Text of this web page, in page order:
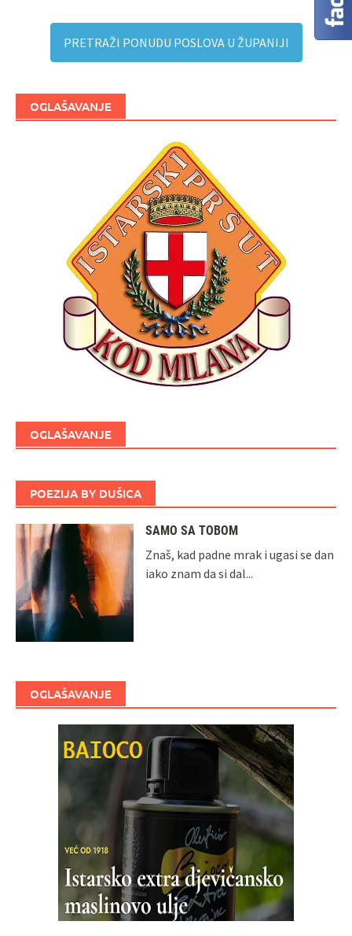
PRETRAŽI PONUDU POSLOVA U ŽUPANIJI
OGLAŠAVANJE
OGLAŠAVANJE
POEZIJA BY DUŠICA
SAMO SA TOBOM
Znaš, kad padne mrak i ugasi se dan
iako znam da si dal...
OGLAŠAVANJE